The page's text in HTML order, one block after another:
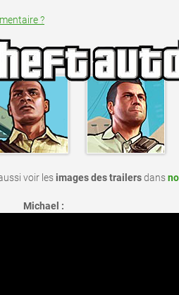
?
voir les images des trailersdans
Michael :